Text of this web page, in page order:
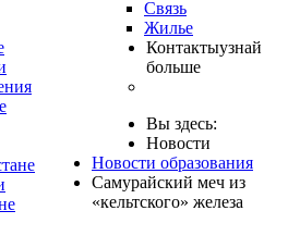
Связь
Жилье
Контактыузнай
больше
Вы здесь:
Новости
Новости образования
Самурайский меч из
«кельтского» железа